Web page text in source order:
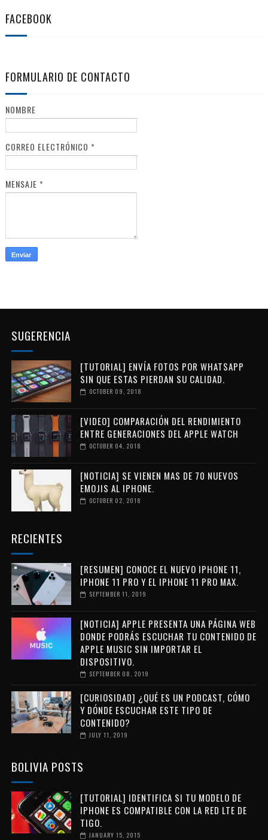
FACEBOOK
FORMULARIO DE CONTACTO
NOMBRE
CORREO ELECTRÓNICO *
MENSAJE *
SUGERENCIA
[TUTORIAL] ENVÍA FOTOS POR WHATSAPP
SIN QUE ESTAS PIERDAN SU CALIDAD.
OCTOBER 09, 2018
[VIDEO] COMPARACIÓN DEL RENDIMIENTO
ENTRE GENERACIONES DEL APPLE WATCH
OCTOBER 04, 2018
[NOTICIA] SE VIENEN MAS DE 70 NUEVOS
EMOJIS AL IPHONE.
OCTOBER 02, 2018
RECIENTES
[RESUMEN] CONOCE EL NUEVO IPHONE 11,
IPHONE 11 PRO Y EL IPHONE 11 PRO MAX.
SEPTEMBER 11, 2019
[NOTICIA] APPLE PRESENTA UNA PÁGINA WEB
DONDE PODRÁS ESCUCHAR TU CONTENIDO DE
APPLE MUSIC SIN IMPORTAR EL
DISPOSITIVO.
SEPTEMBER 08, 2019
[CURIOSIDAD] ¿QUÉ ES UN PODCAST, CÓMO
Y DÓNDE ESCUCHAR ESTE TIPO DE
CONTENIDO?
JULY 11, 2019
BOLIVIA POSTS
[TUTORIAL] IDENTIFICA SI TU MODELO DE
IPHONE ES COMPATIBLE CON LA RED LTE DE
TIGO.
JANUARY 15, 2015